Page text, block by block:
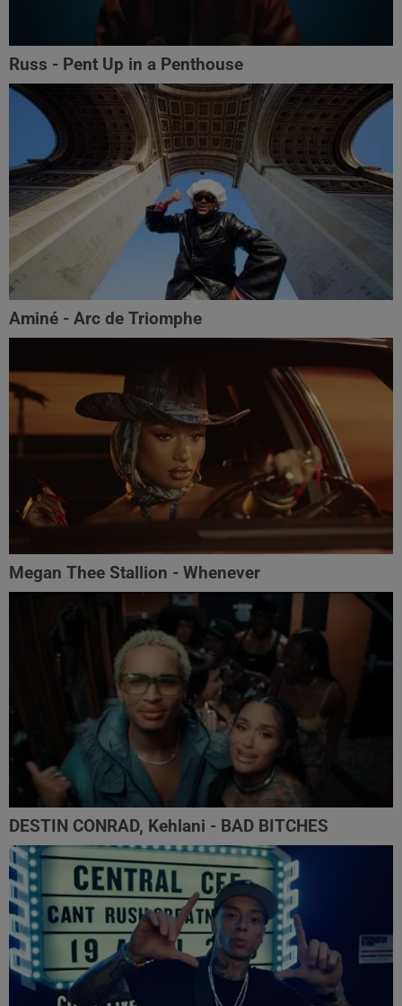
Russ - Pent Up in a Penthouse
Aminé - Arc de Triomphe
Megan Thee Stallion - Whenever
DESTIN CONRAD, Kehlani - BAD BITCHES